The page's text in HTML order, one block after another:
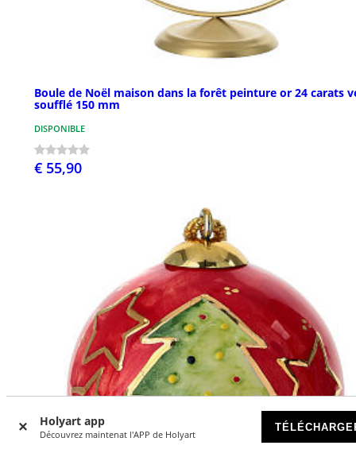
Holyart app
Découvrez maintenat l'APP de Holyart
Boule de Noël maison dans la forêt peinture or 24 carats
soufflé 150 mm
DISPONIBLE
€ 55,90